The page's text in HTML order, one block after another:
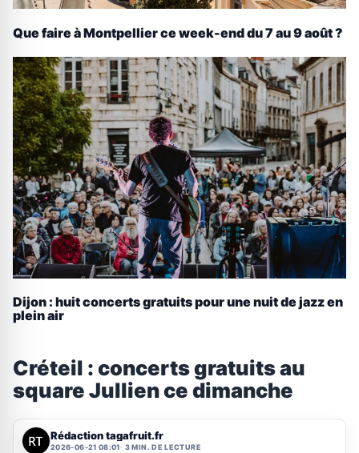
Que faire à Montpellier ce week-end du 7 au 9 août ?
Dijon : huit concerts gratuits pour une nuit de jazz en
plein air
Créteil : concerts gratuits au
square Jullien ce dimanche
Rédaction tagafruit.fr
2026-06-21 08:01 3 MIN. DE LECTURE